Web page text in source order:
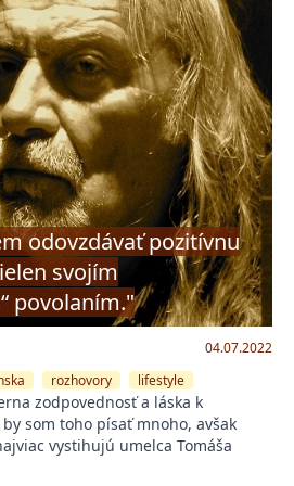
odovzdávať pozitívnu
svojím
povolaním."
04.07.2022
rozhovory lifestyle
zodpovednosť a láska k
som toho písať mnoho, avšak
vystihujú umelca Tomáša